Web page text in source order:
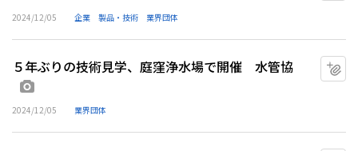
2024/12/05 企業 製品・技術 業界団体
５年ぶりの技術見学、庭窪浄水場で開催 水管協
2024/12/05 業界団体